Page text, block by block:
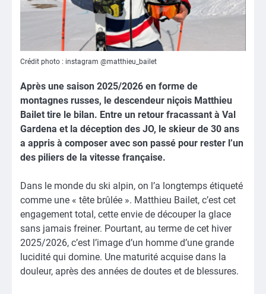
Crédit photo : instagram @matthieu_bailet
Après une saison 2025/2026 en forme de
montagnes russes, le descendeur niçois Matthieu
Bailet tire le bilan. Entre un retour fracassant à Val
Gardena et la déception des JO, le skieur de 30 ans
a appris à composer avec son passé pour rester l’un
des piliers de la vitesse française.
Dans le monde du ski alpin, on l’a longtemps étiqueté
comme une « tête brûlée ». Matthieu Bailet, c’est cet
engagement total, cette envie de découper la glace
sans jamais freiner. Pourtant, au terme de cet hiver
2025/2026, c’est l’image d’un homme d’une grande
lucidité qui domine. Une maturité acquise dans la
douleur, après des années de doutes et de blessures.